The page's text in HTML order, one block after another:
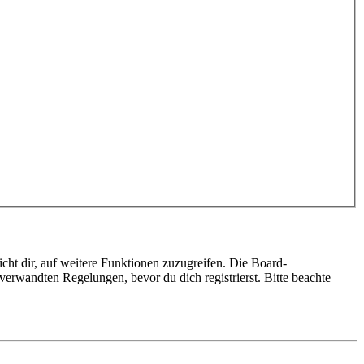
dir, auf weitere Funktionen zuzugreifen. Die Board-
Regelungen, bevor du dich registrierst. Bitte beachte